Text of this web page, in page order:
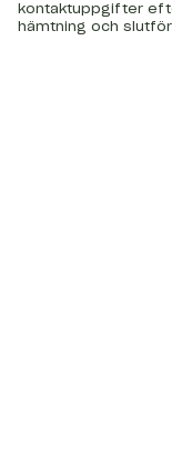
kontaktuppgifter
hämtning och